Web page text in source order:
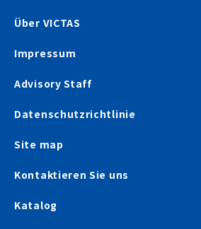
Über VICTAS
Impressum
Advisory Staff
Datenschutzrichtlinie
Site map
Kontaktieren Sie uns
Katalog